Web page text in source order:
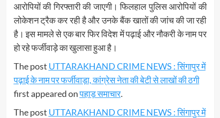
आरोपियों की गिरफ्तारी की जाएगी। फिलहाल पुलिस आरोपियों की
लोकेशन ट्रैक कर रही है और उनके बैंक खातों की जांच की जा रही
है। इस मामले से एक बार फिर विदेश में पढ़ाई और नौकरी के नाम पर
हो रहे फर्जीवाड़े का खुलासा हुआ है।
The post UTTARAKHAND CRIME NEWS : सिंगापुर में
पढ़ाई के नाम पर फर्जीवाड़ा, कांग्रेस नेता की बेटी से लाखों की ठगी
first appeared onपहाड़ समाचार.
The post UTTARAKHAND CRIME NEWS : सिंगापुर में